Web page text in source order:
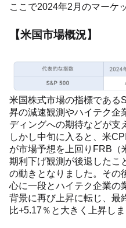
ここで2024年2月のマーケ
【米国市場概況】
米国株式市場の指標である
昇の減速観測やハイテク企
ディングへの期待などが支
しかし中旬に入ると、米
が市場予想を上回りFRB（
期利下げ観測が後退したこ
の動きとなりました。その
心に一段とハイテク企業の
背景に再び上昇に転じ、最
比+5.17％と大きく上昇しま